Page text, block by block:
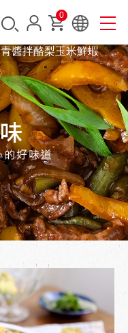
0
青醬拌酪梨玉米鮮蝦